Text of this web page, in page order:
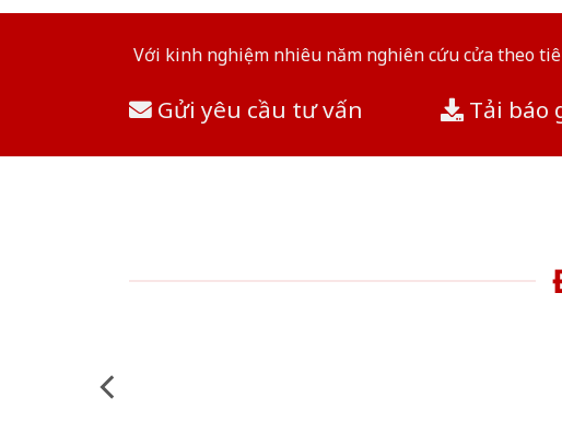
Với kinh nghiệm nhiêu năm nghiên cứu cửa theo
Gửi yêu cầu tư vấn Tải báo